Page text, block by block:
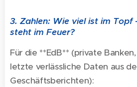
3. Zahlen: Wie viel ist im Topf
steht im Feuer?
Für die **EdB** (private
letzte verlässliche Daten aus
Geschäftsberichten):